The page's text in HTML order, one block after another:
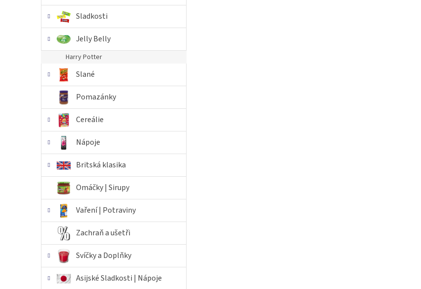
Sladkosti
Jelly Belly
Harry Potter
Slané
Pomazánky
Cereálie
Nápoje
Britská klasika
Omáčky | Sirupy
Vaření | Potraviny
Zachraň a ušetři
Svíčky a Doplňky
Asijské Sladkosti | Nápoje